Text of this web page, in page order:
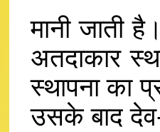
मानी जाती
अतदाकार
स्थापना का
उसके बाद देव-